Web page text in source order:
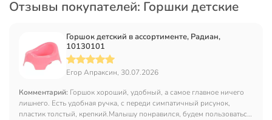
Отзывы покупателей: Горшки детские
Горшок детский в ассортименте, Радиан,
10130101
Егор Апраксин, 30.07.2026
Комментарий: Горшок хороший, удобный, а самое главное ничего
лишнего. Есть удобная ручка, с переди симпатичный рисунок,
пластик толстый, крепкий.Малышу понравился, будем пользоваться.